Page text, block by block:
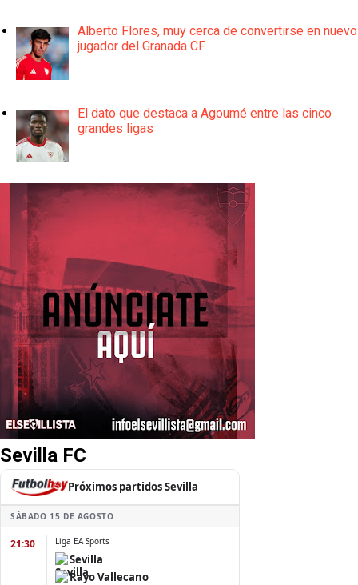
Alberto Flores, muy cerca de convertirse en nuevo
jugador del Granada CF
El dato que destaca a Agoumé entre las cinco
grandes ligas
Sevilla FC